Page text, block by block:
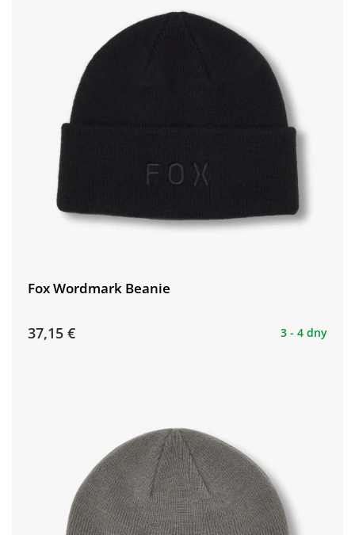
Fox Wordmark Beanie
37,15 € 3 - 4 dny